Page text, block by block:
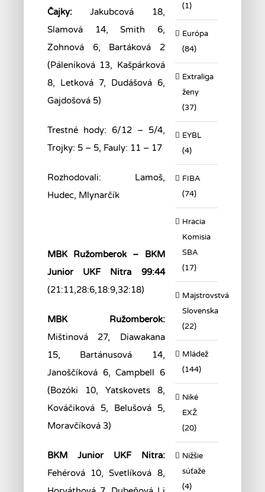
Čajky:Jakubcová 18,
Slamová 14, Smith 6,
Zohnová 6, Bartáková 2
(Páleníková 13, Kašpárková
8, Letková 7, Dudášová 6,
Gajdošová 5)
Trestné hody: 6/12 – 5/4,
Trojky: 5 – 5, Fauly: 11 – 17
Rozhodovali: Lamoš,
Hudec, Mlynarčík
MBK Ružomberok – BKM
Junior UKF Nitra 99:44
(21:11,28:6,18:9,32:18)
MBK Ružomberok:
Mištinová 27, Diawakana
15, Bartánusová 14,
Janoščíková 6, Campbell 6
(Bozóki 10, Yatskovets 8,
Kováčiková 5, Belušová 5,
Moravčíková 3)
BKM Junior UKF Nitra:
Fehérová 10, Svetlíková 8,
(1)
Európa
(84)
Extraliga
ženy
(37)
EYBL
(4)
FIBA
(74)
Hracia
Komisia
SBA
(17)
Majstrovstvá
Slovenska
(22)
Mládež
(144)
Niké
EXŽ
(20)
Nižšie
súťaže
(4)